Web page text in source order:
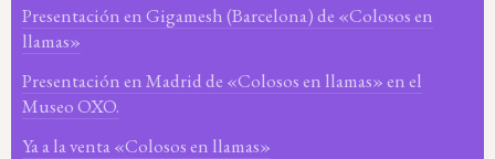
Presentación en Gigamesh (Barcelona) de «Colosos en
llamas»
Presentación en Madrid de «Colosos en llamas» en el
Museo OXO.
Ya a la venta «Colosos en llamas»